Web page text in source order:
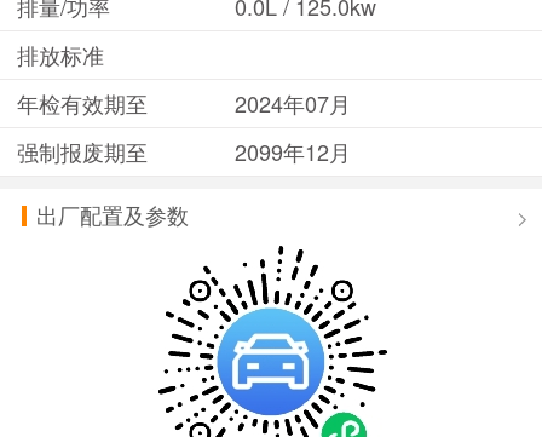
排放标准
年检有效期至
2024年07月
强制报废期至
2099年12月
出厂配置及参数